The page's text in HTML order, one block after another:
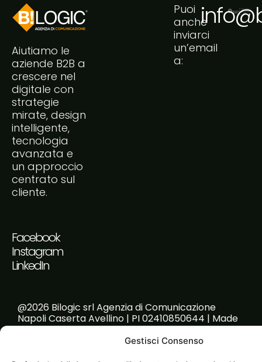
Gestisci Consenso
Aiutiamo le
aziende B2B a
crescere nel
digitale con
strategie
mirate, design
intelligente,
tecnologia
avanzata e
un approccio
centrato sul
cliente.
Puoi
anche
inviarci
un’email
a:
Facebook
Instagram
LinkedIn
@2026 Bilogic srl Agenzia di Comunicazione
Napoli Caserta Avellino | PI 02410850644 | Made
with passion!